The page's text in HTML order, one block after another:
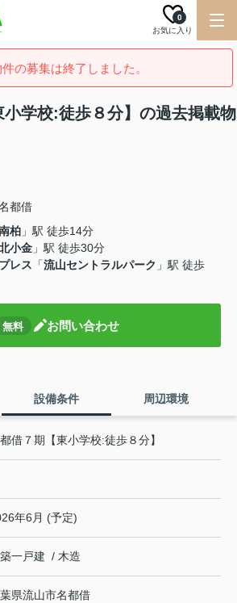
お気に入り
0
の募集は終了しました。
学校:徒歩８分】の過去掲載物
都借
柏 」駅 徒歩14分
小金 」駅 徒歩30分
レス 「流山セントラルパーク 」駅 徒歩
無料 お問い合わせ
設備条件 周辺環境
借７期【東小学校:徒歩８分】
年6月 (予定)
一戸建 / 木造
県流山市名都借